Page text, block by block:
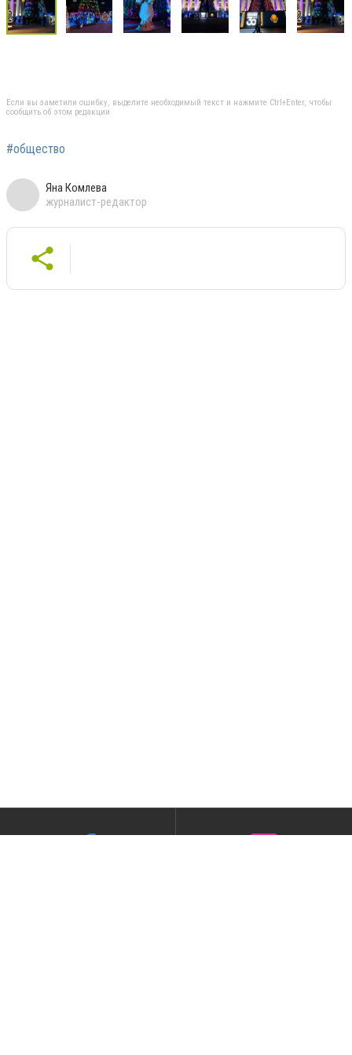
Если вы заметили ошибку, выделите необходимый текст и нажмите Ctrl+Enter, чтобы
сообщить об этом редакции
#общество
Яна Комлева
журналист-редактор